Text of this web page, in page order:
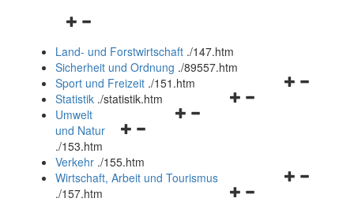
Navigationsmenü
und
schließen
Land- und Forstwirtschaft ./147.htm
Sicherheit und Ordnung ./89557.htm
Navigationsmenü
Sport und Freizeit ./151.htm
Navigationsmenü
Statistik ./statistik.htm
Navigationsmenü
und
schließen
Umwelt
und Natur
./153.htm
Verkehr ./155.htm
Navigationsmenü
Wirtschaft, Arbeit und Tourismus
./157.htm